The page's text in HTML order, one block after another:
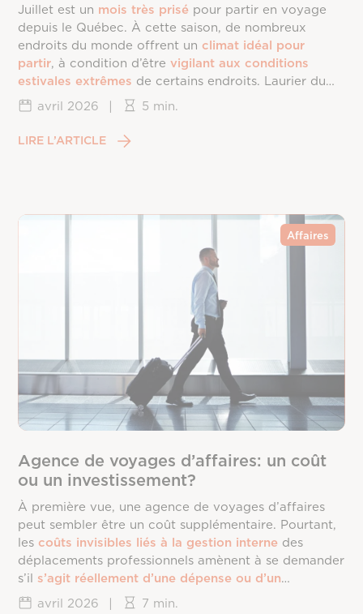
Juillet est un mois très prisé pour partir en voyage
depuis le Québec. À cette saison, de nombreux
endroits du monde offrent un climat idéal pour
partir, à condition d’êtrevigilant aux conditions
estivales extrêmes de certains endroits. Laurier du
Vallon vous dévoile les
meilleures destinations
voyage en
juillet
avril 2026 | 5 min.
LIRE L’ARTICLE
Affaires
Agence de voyages d’affaires: un coût
ou un investissement?
À première vue, une agence de voyages d’affaires
peut sembler être un coût supplémentaire. Pourtant,
les coûts invisibles liés à la gestion interne des
déplacements professionnels amènent à se demander
s’il s’agit réellement d’une dépense ou d’un
investissement .
avril 2026 | 7 min.